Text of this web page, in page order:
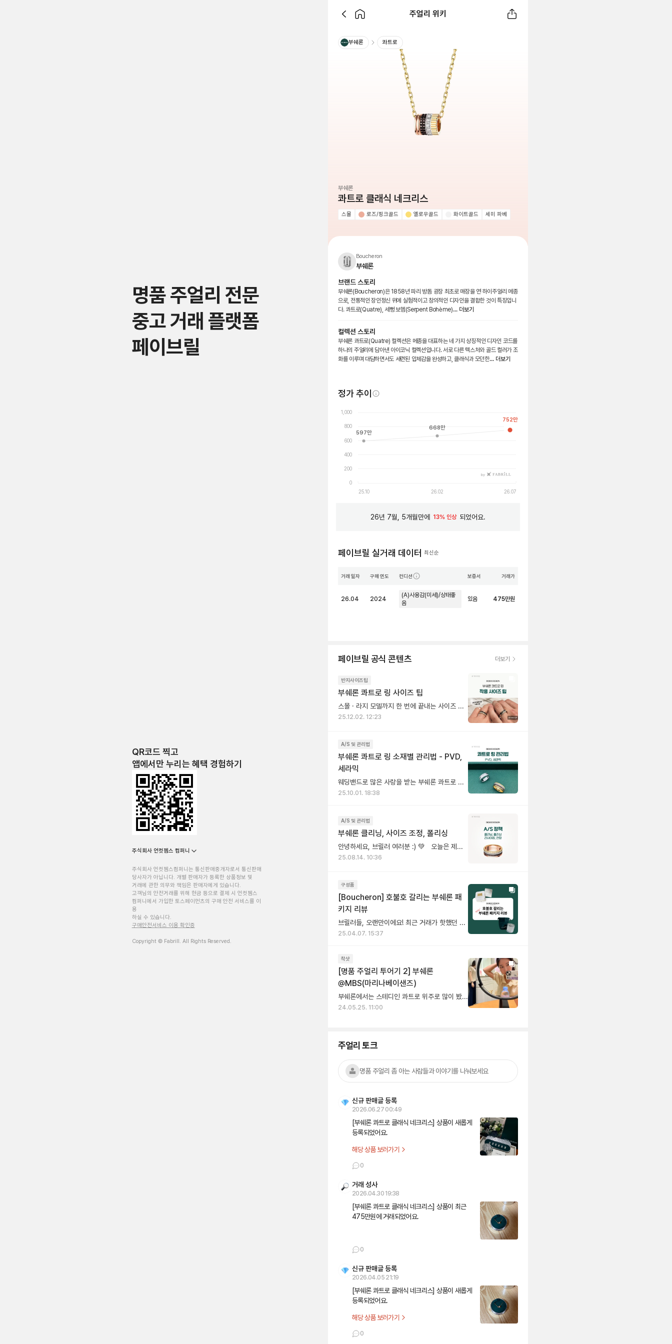
명품 주얼리 전문
중고 거래 플랫폼
페이브릴
QR코드 찍고
앱에서만 누리는 혜택 경험하기
주식회사 언컷젬스 컴퍼니
주식회사 언컷젬스컴퍼니는 통신판매중개자로서 통신판매
당사자가 아닙니다. 개별 판매자가 등록한 상품정보 및
거래에 관한 의무와 책임은 판매자에게 있습니다.
고객님의 안전거래를 위해 현금 등으로 결제 시 언컷젬스
컴퍼니에서 가입한 토스페이먼츠의 구매 안전 서비스를 이
용
하실 수 있습니다.
구매안전서비스 이용 확인증
Copyright © Fabrill. All Rights Reserved.
주얼리 위키
부쉐론 콰트로
부쉐론
콰트로 클래식 네크리스
스몰 로즈/핑크골드 옐로우골드 화이트골드 세미 파베
Boucheron
부쉐론
브랜드 스토리
부쉐론(Boucheron)은 1858년 파리 방돔 광장 최초로 매장을 연 하이주얼리 메종
으로, 전통적인 장인정신 위에 실험적이고 창의적인 디자인을 결합한 것이 특징입니
다. 콰트로(Quatre), 세뻥 보헴(Serpent Bohème)... 더보기
컬렉션 스토리
부쉐론 콰트로(Quatre) 컬렉션은 메종을 대표하는 네 가지 상징적인 디자인 코드를
하나의 주얼리에 담아낸 아이코닉 컬렉션입니다. 서로 다른 텍스처와 골드 컬러가 조
화를 이루며 대담하면서도 세련된 입체감을 완성하고, 클래식과 모던한... 더보기
정가 추이
0
200
400
600
800
1,000
25.10 26.02 26.07
by
597만
668만
752만
26년 7월, 5개월만에 13% 인상 되었어요.
페이브릴 실거래 데이터 최신순
거래 일자 구매 연도 컨디션 보증서 거래가
26.04 2024
(A)사용감(미세)/상태좋
음
있음 475만원
페이브릴 공식 콘텐츠 더보기
반지사이즈팁
부쉐론 콰트로 링 사이즈 팁
스몰 · 라지 모델까지 한 번에 끝내는 사이즈 가이드 레이어드된 밴드와 볼륨감 덕분에 존재감이 큰 콰트로 링은 웨딩 밴드로 데일리 착용할 때 특히 사이즈 선택이 중요해요. 모델에 따라 같은 호수라도 착용감이 달라지기 때문에 기본 웨딩 링, 스몰, 라지 모델을 나눠서 보는 것이 좋습니다. [사이즈 선택 가이드] ❶ 기본 콰트로 웨딩 링 안쪽 마감이 부드럽고, 손가락을 자연스럽게 감싸는 곡선 형태라 ✔️ 평소에 착용하는 정 사이즈로 편안하게 착용 가능해요. 👉 예: 평소 51호 착용 → 51호 추천 ❷ 콰트로 클래식 스몰 링 여러 코드가 한 번에 레이어드된 구조라 실제 착용감이평소 반지보다 살짝 타이트하게 느껴질 수 있습니다. ✔️ 평소 링 사이즈보다 한 사이즈 크게 선택을 추천해요. 👉 예: 평소 51호 착용 → 스몰 링 52호 추천 ❸ 콰트로 클래식 라지 링 밴드 폭이 가장 넓고 손가락을 감싸는 면적이 크기 때문에 정사이즈로 맞추면 끼우고 뺄 때 답답할 수 있어요. 손가락 옆면과 아랫부분까지 넓게 닿으면서 움직임이 제한되고, 실제 호수보다 더 작게 느껴지는 편입니다. ✔️ 평소 링 사이즈보다 두 사이즈 크게 선택을 권장해요. 👉 예: 평소 51호 착용 → 라지 링 53호 추천 [왜 스몰은 한 사이즈, 라지는 두 사이즈 업이 필요할까] - 링의 폭과 손가락이 닿는 면적 때문인데요. 링 폭이 두꺼워질수록 손가락과 맞닿는 면이 넓어지고 같은 호수라도 더 타이트하게 느껴지게 됩니다. - 콰트로처럼 폭이 넓은 링은 손가락을 둥글게 감싸며 반듯하게 고정되는 형태라, 마디를 통과할 때나 손을 쥐었다 폈다 할 때 더 끼는 느낌이 강해져요. - 여기에 더해, 계절, 온도, 개인별 붓기 차이 때문에 볼륨감이 큰 스몰, 라지는 여유있는 사이즈 선택하는게 오래 착용하해도 편안하고, 손가락 라인도 더 예쁘게 정리되어 보여요. 💡페이브릴 Tip) 콰트로 스몰 모델을 보고 있다면 →평소 호수보다 한 사이즈 크게 콰트로 라지 모델을 보고 있다면 →평소 호수보다 두 사이즈 크게 ________________________________________________ 💭FAQ Q. 콰트로 링은 사이즈 조정이 가능한가요? A. 밴드 전체에 패턴이 반복되는 구조라 사이즈 조절이 불가해요. 사이즈 수선이 어려운 디자인이기 때문에, 구매 시 계절과 온도, 개인의 붓기 정도를 함께 고려해 호수를 신중하게 선택하는 것이 중요해요. Q. 웨딩링으로 가장 인기있는 콰트로 링은 무엇인가요? A. 부쉐론 클래식 콰트로링 4단 다이아 모델이 가장 인기 있어요. - 일반적으로 여성분은 다이아가 세팅된 클래식 콰트로 링, - 남성분은 다이아가 없는 클래식 콰트로 링 조합으로 많이 선택하세요. Q. 콰트로 색상은 어떤 컬러가 인기가 많나요? A. 콰트로 컬렉션은 다양한 컬러와 소재를 조합한 디자인이 특징입니다. - 브라운 PVD(클래식) : 캐주얼 스타일과 포멀한 룩 모두에게 잘 어울려 활용도가 높아요. - 화이트 세라믹(화이트 에디션) : 밝고 여성스러운 분위기를 선호하시는 분들께 인기입니다. - 블랙 PVD(블랙 에디션) : 강렬하고 모던한 무드를 주어 존재감 있는 포인트 링으로 좋습니다. Q. 콰트로 링 착용팁이 있을까요? A. 기본 웨딩 밴드와 가드링을 레이어링하면, 콰트로 스몰 모델을 보다 부담 없이 연출할 수 있어요 - 클루 드 파리, 그로그랭, 다이아 가드링 디자인을 가드링으로 많이 찾으세요. 가드 링만 단독으로 착용해도 캐주얼한 느낌을 줄 수 있고, 상황에 따라 다른 가드 링을 함께 레이어링하면 두께감 있는 스몰 모델을 착용한 듯한 느낌으로 연출할 수 있습니다.
25.12.02. 12:23
A/S 및 관리법
부쉐론 콰트로 링 소재별 관리법 - PVD,
세라믹
웨딩밴드로 많은 사랑을 받는 부쉐론 콰트로 링은 PVD와 세라믹이 더해져 유니크한 매력을 보여줘요. 오늘은 이런 콰트로 링을 오래 예쁘게 착용할 수 있는 관리법과 A/S 정보를 함께 알려드릴게요! 💍 [콰트로 링 관리 법] ➊ 운동, 수면, 손 씻을 때는 빼두는 게 좋아요. ➋ 착용 후엔 부드러운 천으로 닦아 표면을 관리해 주세요. ➌ 얼룩이 묻으면 미온수에 중성세제를 살짝 풀어 닦은 뒤 잘 건조시켜주세요. ➍ 향수·손소독제 같은 화학 제품, 사우나와 같은 고온 노출은 피해주세요. [PVD] 브라운·블랙 컬러는 18K 골드 위에 특수 공법으로 색을 입힌 소재예요. 시간이 지나면 색이 옅어질 수 있는데, 이는 소재 특성상 흔히 나타나는 변화예요. 다만 손소독제·향수 같은 화학제품은 이런 변화를 더 빠르게 만들 수 있어요. PVD는 교체만 가능하며, 비용은 60만 원대예요. 라지 링처럼 PVD가 두 줄로 들어간 디자인은 90만 원대입니다. [세라믹] 화이트, 레드, 블루 컬러가 포인트가 되지만 강한 충격에 깨질 수 있어요. 또한, 화이트는 밝은 컬러라 변색이 눈에 잘 띌 수 있어요. 요리나 얼룩이 생기기 쉬운 상황에서는 착용을 피하는 게 좋아요. 세라믹은 매년 1회 무상 교체가 가능하고, 교체 비용은 40만 원대입니다. 💡 알아두면 좋은 AS 정보 - 정확한 비용은 매장에서 실물을 확인 후 안내받으실 수 있어요. - 품질 보증 기간은 2년이지만, 수리 사유에 따라 유상으로 진행될 수 있어요. - 해외 매장에서 구매한 제품은 국내에서 무상 A/S가 불가합니다. 콰트로 링은 여러 소재가 조합된 만큼 관리법을 잘 지켜주시면 더 오래, 처음처럼 예쁜 반짝임을 간직하실 수 있을 거예요. ✨
25.10.01. 18:38
A/S 및 관리법
부쉐론 클리닝, 사이즈 조정, 폴리싱
안녕하세요, 브릴러 여러분 :) 💚 오늘은 제품 구매 시 꼭 알아두면 좋은 부쉐론 A/S (세척·사이즈 조정·폴리싱) 정책을 준비했어요. A/S를 계획 중이신 분들이나 중고로 구매하신 분들께 특히 유용하니 끝까지 함께 봐주세요! 🙌 💍 AS (수선) 접수 시 보증서 필수 여부 부쉐론은 수선을 진행하려면 보증서 확인이 필수예요. 보증서가 없다면? ❶ 구매자 본인인 경우 → 본인 확인 후 매장에서 진행 여부 검토 ❷ 보증서가 없고, 구매자 확인도 불가능 → 수선 불가 즉, 보증서나 매장에서 구매자 확인이 가능해야 A/S를 받을 수 있으니, 꼭 확인하세요! ✨ 클리닝(세척) 서비스 구매자 구매 이력을 기반으로 제공되는 무료 서비스예요! 단, 제품에 따라 일부 품목은 제한될 수 있고, 제품 상태에 따라 비용이 발생할 수 있습니다. 📏 사이즈 조정(반지 리사이징 & 목걸이 줄 길이) - 반지 리사이징 : 소재,디자인,내구성 문제로 불가능 - 목걸이 줄 길이 : 구매 후 3개월 이내 4cm까지 무료 연장·단축 (이후엔 유상) 💎 폴리싱 폴리싱은 유상 서비스예요! 제품 상태와 작업 범위에 따라 비용이 달라지고, 무상 진행은 불가능해요. 정확한 견적은 매장에서 확인 가능해요. 💡 AS (수선) 꿀팁 부쉐론 보증서는 재발급이 되지 않아요. 분실하면 수선·세척 서비스 이용이 어려울 수 있으니 꼭 잘 보관해 주세요. 예쁜 주얼리, 오래오래 반짝이고 싶다면 오늘 알려드린 A/S 팁 꼭 챙겨가세요! ☺️
25.08.14. 10:36
구성품
[Boucheron] 호불호 갈리는 부쉐론 패
키지 리뷰
브릴러들, 오랜만이에요! 최근 거래가 핫했던 부쉐론(Boucheron)에 대한 소식을 가져왔어요📮 작년 4월을 기준으로 부쉐론의 패키징이 리뉴얼 되었는데요! 호평에 비해 혹평이 많았던 부쉐론의 New 패키지, 페이브릴에서도 한 번 살펴보았습니다!😊 . . . ❶ 어떻게 바뀌었을까? 이전의 느낌은 버리고 완전히 새롭게 재탄생했어요! 화이트 베이스에 골드포인트로 여심 저격 가능했던 기존의 패키지와 달리 브랜드 컬러인 녹색을 반영했어요. 전반적인 컬러톤이 많이 다운되었고, 소재나 모양의 변화로 전혀 다른 느낌을 주네요. ❷ 왜 바뀌었을까? 요즘 많은 기업들이 내세우는 경영 가치 중 하나는 지속 가능성을 달성하기 위한 ESG(Environmental, Social, Governance)경영이죠. 환경이라는 주제가 심각한 이슈로 떠오르는만큼, 전 세계 국가들을 비롯해 많은 기업들도 자발적으로 환경 보존에 참여하며 브랜드 가치를 높이고 있어요. 부쉐론의 NEW패키지는 원자재 선택부터 쓰임 하나하나 재활용이 가능하도록 설계되었다고 하니 환경을 생각한 브랜드의 노력이 느껴지네요👍🏻 ❸ 파우치 참 장식의 모양은 랜덤일까? 케이스를 담는 파우치에 다는 참 장식에는 고양이, 고양이 발자국, 부쉐론 브랜드마크와 같이 그림이나 문구가 새겨진 것을 볼 수 있어요. 너무 귀엽고 아기자기해서 눈길이 가더라고요. 참 장식은 랜덤이 아니라 구매자가 직접 고를 수 있다는 점! 새상품을 구매하는 매장에서만 누릴 수 있는 특권인 듯 해요👀 . . . 저에게는 나름대로 흥미로운 포인트가 많았는데, 가벼운 내용이지만 브릴러들도 흥미롭게 읽으셨길 바래요. 소비자들의 찐후기도 모아놨으니 재미있게 보시고, 페이브릴의 부쉐론 아이템들도 스윽 둘러보고 가는 것도 잊지마세요💚
25.04.07. 15:37
착샷
[명품 주얼리 투어기 2] 부쉐론
@MBS(마리나베이샌즈)
부쉐론에서는 스테디인 콰트로 위주로 많이 봤어요~ 콰트로 목걸이는 색상 별로 착샷 공유하니 평소 관심 있으셨던 분들 살펴보세요! (얼굴 공개 조금 부끄럽지만 워낙 판매자 분들 많이 뵙고 있어서...네 그 여자가 저 맞아용) ✔️ 콰트로 네크리스는 블루 에디션이 영하고 캐쥬얼하게 예쁠 것이라는 생각을 가지고 있었는데 막상 착용해보니 화이트랑 클래식이 저에게는 무난했고 제 픽은 클래식이었어요! (블루는 피부가 하야신 분들 예쁠 것 같아요) + (사이즈 TIP) 콰트로 클래식 네크리스는 [미니] 가 있고 [XS 모티브]가 있어요 저의 착샷에서 클래식만 XS 모티브로 착용해봤고 나머지 블루/화이트는 미니 입니다. 미니는 존재감있고 XS는 좀 더 영하고 산뜻한 느낌? 두 사이즈 모두 매력 있었어요! ✔️ 저는 콰트로 귀걸이가 기억에 남네요? 귀걸이는 위시리스 트에 없었던 건데 엄청 친절하신 매장 매니저님이 착용해 보라고 꺼내주셨어요, 콰트로 귀걸이 무게는 좀 있었는데 불편한 정도는 아니었고 너무 예뻤어요!! ✔️ 콰트로 링은 검지 착용샷으루 봐주세용^^
24.05.25. 11:00
주얼리 토크
명품 주얼리 좀 아는 사람들과 이야기를 나눠보세요
신규 판매글 등록
2026.06.27 00:49
[부쉐론 콰트로 클래식 네크리스] 상품이 새롭게
등록되었어요.
해당 상품 보러가기
0
거래 성사
2026.04.30 19:38
[부쉐론 콰트로 클래식 네크리스] 상품이 최근
475만원에 거래되었어요.
0
신규 판매글 등록
2026.04.05 21:19
[부쉐론 콰트로 클래식 네크리스] 상품이 새롭게
등록되었어요.
해당 상품 보러가기
0